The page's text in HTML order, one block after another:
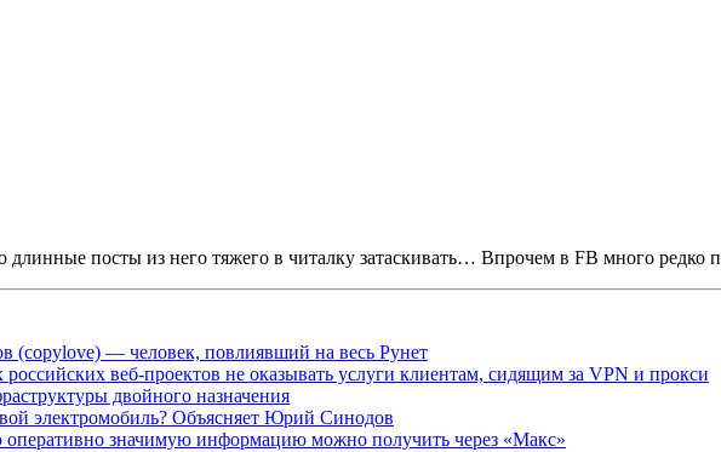
посты из него тяжего в читалку затаскивать… Впрочем в FB много редко
(copylove) — человек, повлиявший на весь Рунет
веб-проектов не оказывать услуги клиентам, сидящим за VPN и прокси
двойного назначения
электромобиль? Объясняет Юрий Синодов
значимую информацию можно получить через «Макс»